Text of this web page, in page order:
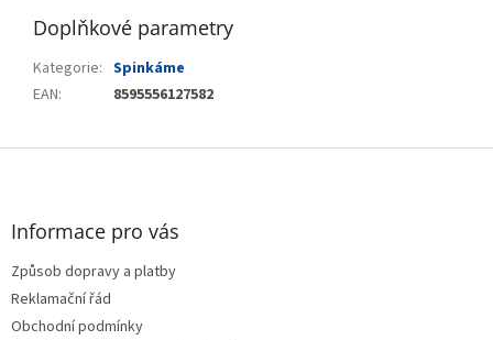
Doplňkové parametry
Kategorie: Spinkáme
EAN: 8595556127582
Z
Informace pro vás
Způsob dopravy a platby
Reklamační řád
Obchodní podmínky